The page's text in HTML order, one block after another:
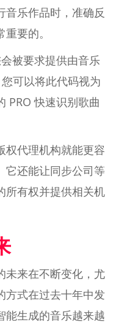
音乐作品时，准确反
要的。
被要求提供由音乐
可以将此代码视为
PRO 快速识别歌曲
权代理机构就能更容
它还能让同步公司等
所有权并提供相关机
未来在不断变化，尤
方式在过去十年中发
能生成的音乐越来越